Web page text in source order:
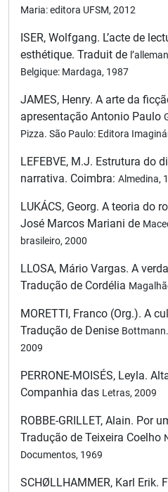
Maria: editora UFSM, 2012
ISER, Wolfgang. L’acte de
esthétique. Traduit de
Belgique: Mardaga, 1987
JAMES, Henry. A arte da
apresentação Antonio Paulo
Pizza. São Paulo: Editora
LEFEBVE, M.J. Estrutura do
narrativa. Coimbra: Almedina,
LUKÁCS, Georg. A teoria do
José Marcos Mariani de
brasileiro, 2000
LLOSA, Mário Vargas. A
Tradução de Cordélia
MORETTI, Franco (Org.). A
Tradução de Denise
2009
PERRONE-MOISÉS, Leyla.
Companhia das Letras, 2009
ROBBE-GRILLET, Alain. Por
Tradução de Teixeira Coelho
Documentos, 1969
SCHØLLHAMMER, Karl Erik.